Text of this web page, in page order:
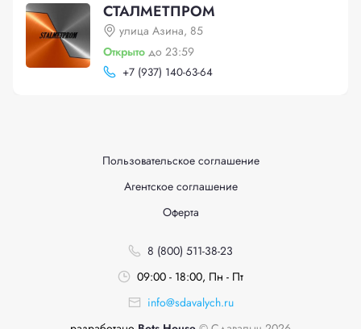
СТАЛМЕТПРОМ
улица Азина, 85
Открыто до 23:59
+7 (937) 140-63-64
Пользовательское соглашение
Агентское соглашение
Оферта
8 (800) 511-38-23
09:00 - 18:00, Пн - Пт
info@sdavalych.ru